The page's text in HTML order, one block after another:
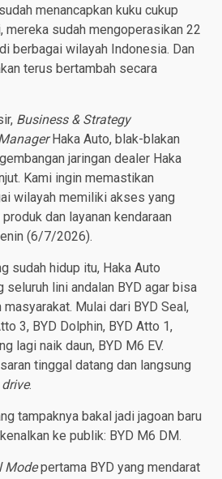
menancapkan kuku cukup
mereka sudah mengoperasikan 22
berbagai wilayah Indonesia. Dan
terus bertambah secara
Business & Strategy
Haka Auto, blak-blakan
jaringan dealer Haka
Kami ingin memastikan
wilayah memiliki akses yang
dan layanan kendaraan
(6/7/2026).
sudah hidup itu, Haka Auto
seluruh lini andalan BYD agar bisa
Mulai dari BYD Seal,
3, BYD Dolphin, BYD Atto 1,
lagi naik daun, BYD M6 EV.
tinggal datang dan langsung
.
tampaknya bakal jadi jagoan baru
ke publik: BYD M6 DM.
Modepertama BYD yang mendarat